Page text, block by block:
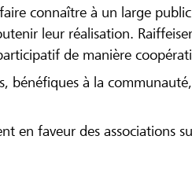
connaître à un large
leur réalisation.
de manière
bénéfiques à la
en faveur des associations